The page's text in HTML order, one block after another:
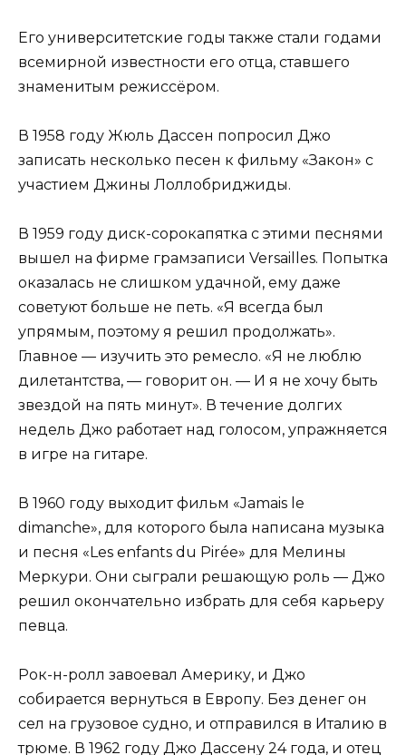
Его университетские годы также стали годами
всемирной известности его отца, ставшего
знаменитым режиссёром.
В 1958 году Жюль Дассен попросил Джо
записать несколько песен к фильму «Закон» с
участием Джины Лоллобриджиды.
В 1959 году диск-сорокапятка с этими песнями
вышел на фирме грамзаписи Versailles. Попытка
оказалась не слишком удачной, ему даже
советуют больше не петь. «Я всегда был
упрямым, поэтому я решил продолжать».
Главное — изучить это ремесло. «Я не люблю
дилетантства, — говорит он. — И я не хочу быть
звездой на пять минут». В течение долгих
недель Джо работает над голосом, упражняется
в игре на гитаре.
В 1960 году выходит фильм «Jamais le
dimanche», для которого была написана музыка
и песня «Les enfants du Pirée» для Мелины
Меркури. Они сыграли решающую роль — Джо
решил окончательно избрать для себя карьеру
певца.
Рок-н-ролл завоевал Америку, и Джо
собирается вернуться в Европу. Без денег он
сел на грузовое судно, и отправился в Италию в
трюме. В 1962 году Джо Дассену 24 года, и отец